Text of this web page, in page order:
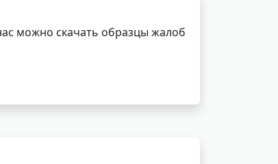
можно скачать образцы жалоб